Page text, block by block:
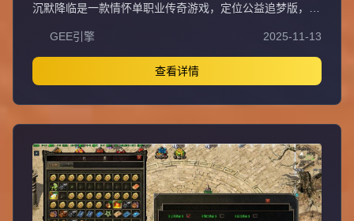
沉默降临是一款情怀单职业传奇游戏，定位公益追梦版，为
3600沉默币狂暴之力，300沉默币普通沙捐，2000沉默币
神豪沙捐，3000沉默币神魔保底（保底8800沉默币）。账
号档次分两档：落地全满号（狂暴3+沙捐50+赞助36+神魔
88，共177元）、大哥全满号（含额外祈福20次，共353
元），无隐藏消费与比例。宝宝成长：0级战兽、50级高级
备（爪子吸血头）→渡劫选左边吸血命格→合特殊优先盾→
开黄（紫色追梦效率低不建议）→开红（可卡怪或堆属性）
→开人行。重要提示：十步一杀在56级震天宫三层花费888
万金币获得，入口坐标97.17，称号卷轴通过活动或蓝色怪
（圣兽）、恭喜发财爆出。郑重承诺爆率全开、公平公正，
GEE引擎 2025-11-13
查看详情